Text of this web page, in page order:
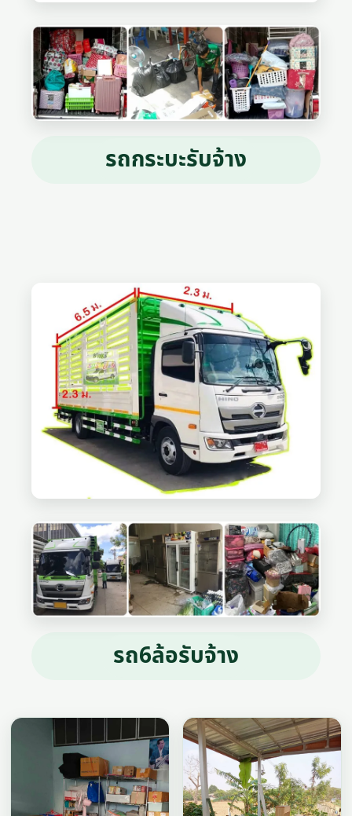
รถกระบะรับจ้าง
รถ6ล้อรับจ้าง